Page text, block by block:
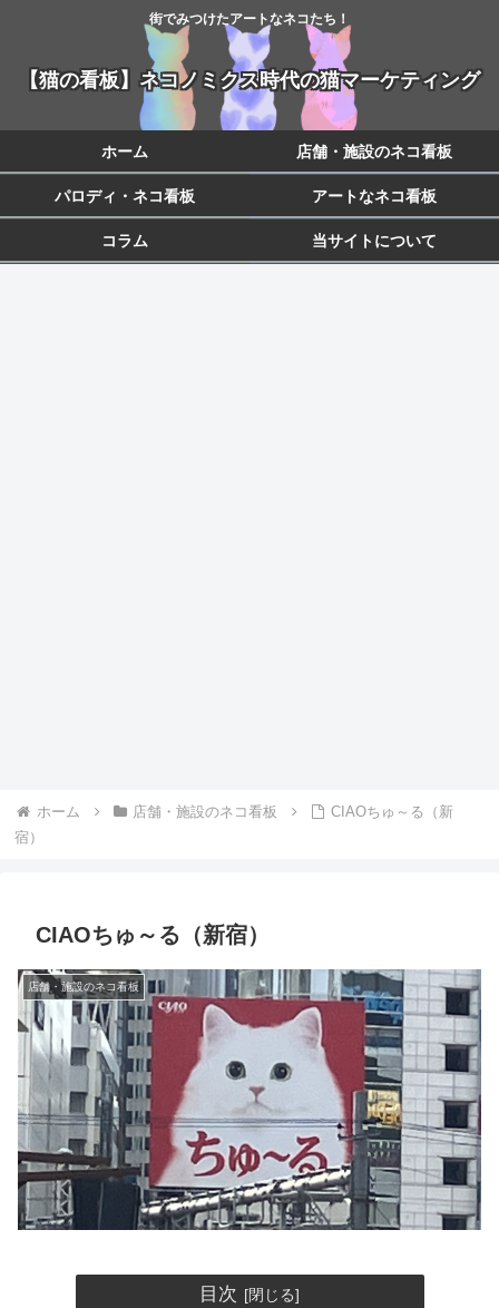
街でみつけたアートなネコたち！
【猫の看板】ネコノミクス時代の猫マーケティング
ホーム 店舗・施設のネコ看板
パロディ・ネコ看板 アートなネコ看板
コラム 当サイトについて
ホーム 店舗・施設のネコ看板
CIAOちゅ～る（新
宿）
CIAOちゅ～る（新宿）
店舗・施設のネコ看板
目次